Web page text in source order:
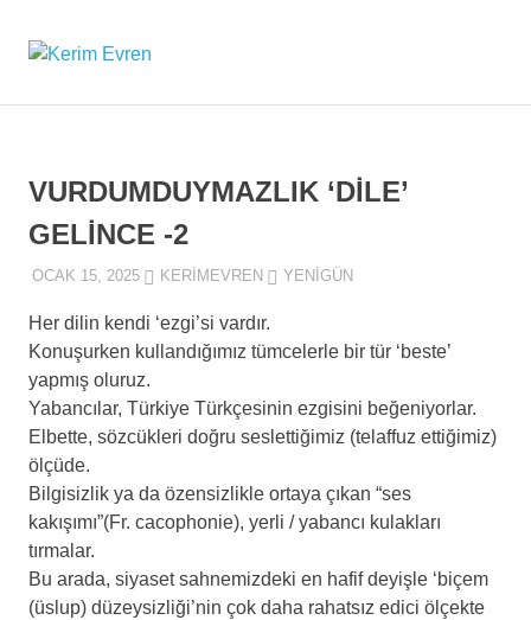
Evren
Evren'in
VURDUMDUYMAZLIK ‘DİLE’
GELİNCE -2
OCAK 15, 2025 KERIMEVREN YENIGÜN
Her dilin kendi ‘ezgi’si vardır.
Konuşurken kullandığımız tümcelerle bir tür ‘beste’
yapmış oluruz.
Yabancılar, Türkiye Türkçesinin ezgisini beğeniyorlar.
Elbette, sözcükleri doğru seslettiğimiz (telaffuz ettiğimiz)
ölçüde.
Bilgisizlik ya da özensizlikle ortaya çıkan “ses
kakışımı”(Fr. cacophonie), yerli / yabancı kulakları
tırmalar.
Bu arada, siyaset sahnemizdeki en hafif deyişle ‘biçem
(üslup) düzeysizliği’nin çok daha rahatsız edici ölçekte